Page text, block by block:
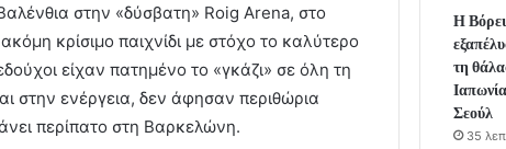
στην «δύσβατη» Roig Arena, στο
κρίσιμο παιχνίδι με στόχο το καλύτερο
είχαν πατημένο το «γκάζι» σε όλη τη
στην ενέργεια, δεν άφησαν περιθώρια
περίπατο στη Βαρκελώνη.
Η
τη
Σεούλ
35